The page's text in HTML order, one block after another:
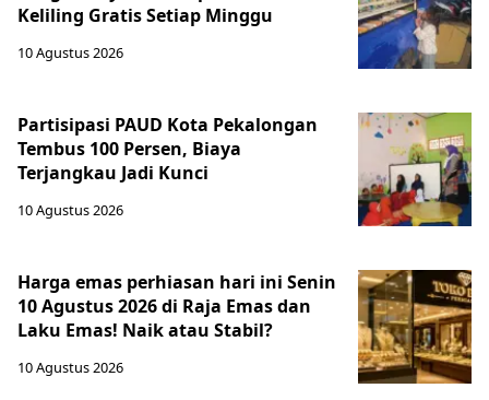
Keliling Gratis Setiap Minggu
10 Agustus 2026
Partisipasi PAUD Kota Pekalongan
Tembus 100 Persen, Biaya
Terjangkau Jadi Kunci
10 Agustus 2026
Harga emas perhiasan hari ini Senin
10 Agustus 2026 di Raja Emas dan
Laku Emas! Naik atau Stabil?
10 Agustus 2026